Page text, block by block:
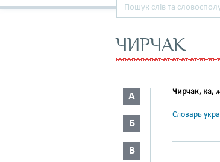
ЧИРЧАК
А
Б
В
Чирчак, ка,
Словарь